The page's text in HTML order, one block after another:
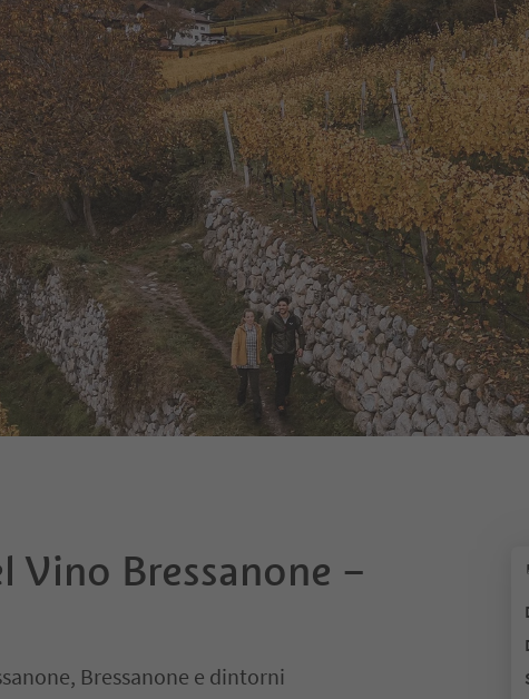
Vino Bressanone –
Bressanone e dintorni